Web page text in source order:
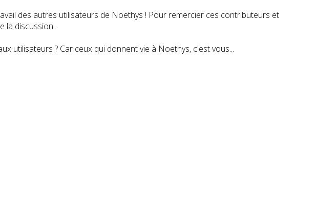
des autres utilisateurs de Noethys ! Pour remercier ces contributeurs et
la discussion.
utilisateurs ? Car ceux qui donnent vie à Noethys, c'est vous...